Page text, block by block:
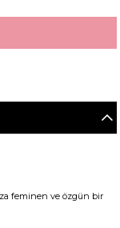
feminen ve özgün bir